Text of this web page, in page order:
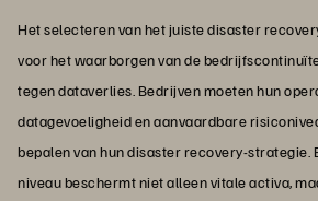
Het selecteren van het juiste disaster
voor het waarborgen van de
tegen dataverlies. Bedrijven moeten hun
datagevoeligheid en aanvaardbare
bepalen van hun disaster recovery-strategie.
niveau beschermt niet alleen vitale activa,